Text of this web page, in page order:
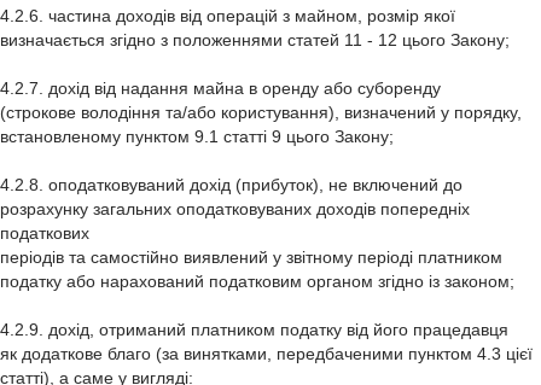
4.2.6. частина доходів від операцій з майном, розмір якої
визначається згідно з положеннями статей 11 - 12 цього Закону;
4.2.7. дохід від надання майна в оренду або суборенду
(строкове володіння та/або користування), визначений у порядку,
встановленому пунктом 9.1 статті 9 цього Закону;
4.2.8. оподатковуваний дохід (прибуток), не включений до
розрахунку загальних оподатковуваних доходів попередніх
податкових
періодів та самостійно виявлений у звітному періоді платником
податку або нарахований податковим органом згідно із законом;
4.2.9. дохід, отриманий платником податку від його працедавця
як додаткове благо (за винятками, передбаченими пунктом 4.3 цієї
статті), а саме у вигляді: